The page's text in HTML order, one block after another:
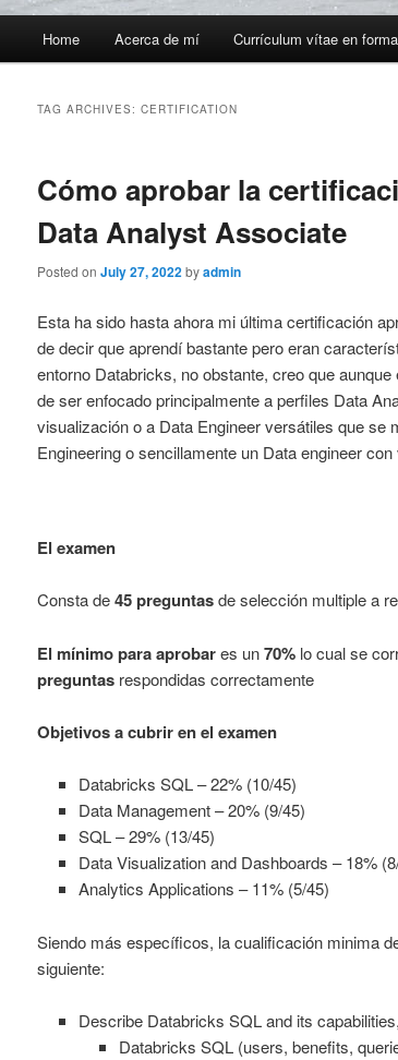
Home Acerca de mí Currículum vítae en
TAG ARCHIVES: CERTIFICATION
Cómo aprobar la
Data Analyst Associate
Posted on July 27, 2022byadmin
Esta ha sido hasta ahora mi última certificación
de decir que aprendí bastante pero eran
entorno Databricks, no obstante, creo que
de ser enfocado principalmente a perfiles Data
visualización o a Data Engineer versátiles que se
Engineering o sencillamente un Data engineer
El examen
Consta de45 preguntasde selección multiple a
El mínimo para aprobares un70% lo cual se
preguntas respondidas correctamente
Objetivos a cubrir en el examen
Databricks SQL – 22% (10/45)
Data Management – 20% (9/45)
SQL – 29% (13/45)
Data Visualization and Dashboards – 18%
Analytics Applications – 11% (5/45)
Siendo más específicos, la cualificación minima
siguiente:
Describe Databricks SQL and its
Databricks SQL (users, benefits,